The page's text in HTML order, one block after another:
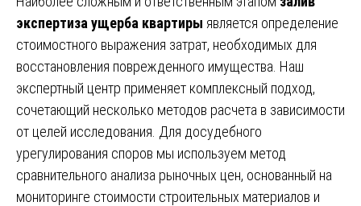
экспертиза ущерба квартиры является определение
стоимостного выражения затрат, необходимых для
восстановления поврежденного имущества. Наш
экспертный центр применяет комплексный подход,
сочетающий несколько методов расчета в зависимости
от целей исследования. Для досудебного
урегулирования споров мы используем метод
сравнительного анализа рыночных цен, основанный на
мониторинге стоимости строительных материалов и